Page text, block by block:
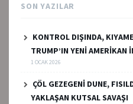
SON YAZILAR
KONTROL DIŞINDA,
TRUMP’IN YENİ AMERİKAN
1 OCAK 2026
ÇÖL GEZEGENİ DUNE,
YAKLAŞAN KUTSAL SAVAŞI